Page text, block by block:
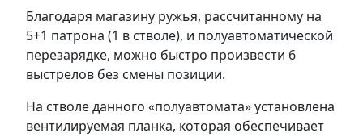
Благодаря магазину ружья, рассчитанному на
5+1 патрона (1 в стволе), и полуавтоматической
перезарядке, можно быстро произвести 6
выстрелов без смены позиции.
На стволе данного «полуавтомата» установлена
вентилируемая планка, которая обеспечивает